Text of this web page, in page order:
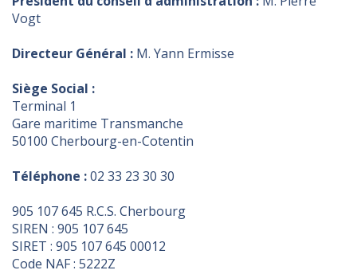
Vogt
Directeur Général : M. Yann Ermisse
Siège Social :
Terminal 1
Gare maritime Transmanche
50100 Cherbourg-en-Cotentin
Téléphone :02 33 23 30 30
905 107 645 R.C.S. Cherbourg
SIREN : 905 107 645
SIRET : 905 107 645 00012
Code NAF : 5222Z